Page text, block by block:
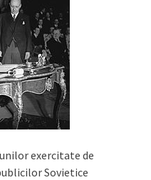
exercitate de
Sovietice